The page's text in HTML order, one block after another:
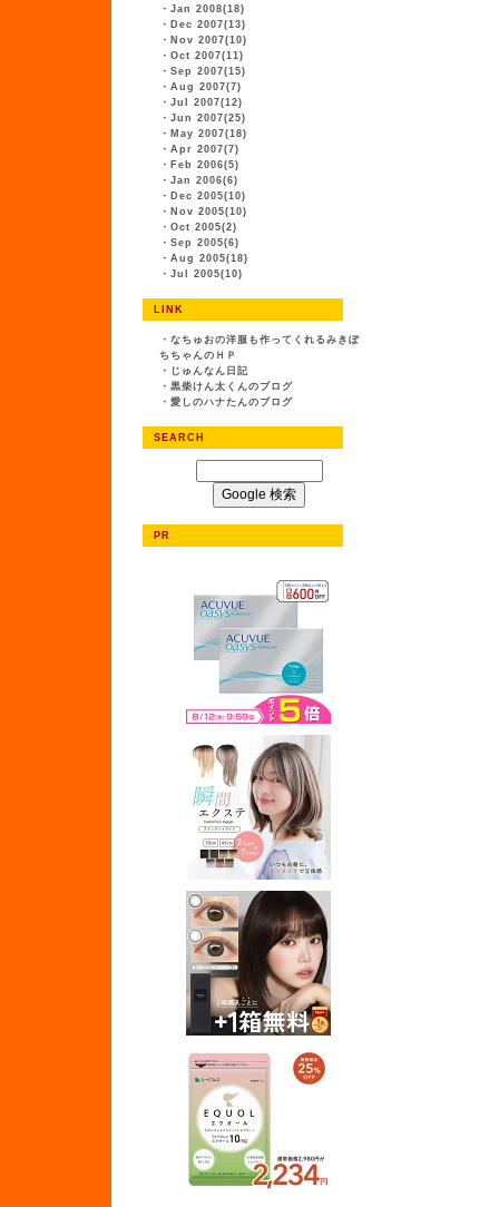
・ Jan 2008(18)
・ Dec 2007(13)
・ Nov 2007(10)
・ Oct 2007(11)
・ Sep 2007(15)
・ Aug 2007(7)
・ Jul 2007(12)
・ Jun 2007(25)
・ May 2007(18)
・ Apr 2007(7)
・ Feb 2006(5)
・ Jan 2006(6)
・ Dec 2005(10)
・ Nov 2005(10)
・ Oct 2005(2)
・ Sep 2005(6)
・ Aug 2005(18)
・ Jul 2005(10)
LINK
・ なちゅおの洋服も作ってくれるみきぽ
ちちゃんのＨＰ
・ じゅんなん日記
・ 黒柴けん太くんのブログ
・ 愛しのハナたんのブログ
SEARCH
PR